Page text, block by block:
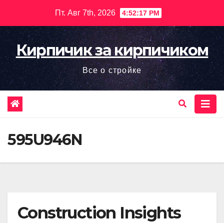
содержимому
Пт. Авг 7th, 2026 4:52:18 PM
Кирпичик за кирпичиком
Все о стройке
595U946N
Construction Insights